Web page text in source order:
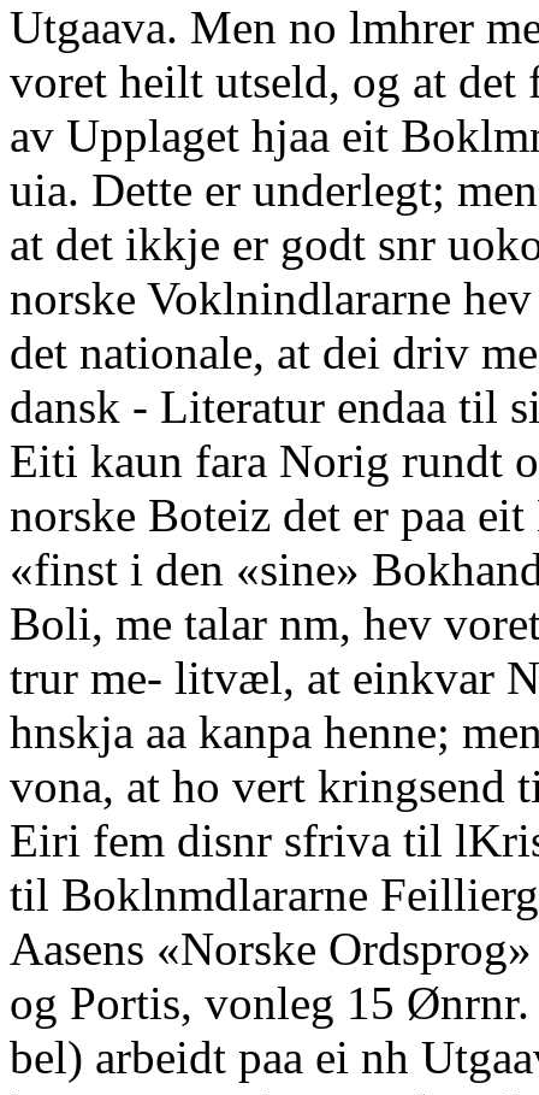
Utgaava. Men no lmhrer
voret heilt utseld, og at det
av Upplaget hjaa eit
uia. Dette er underlegt;
at det ikkje er godt snr
norske Voklnindlararne
det nationale, at dei driv
dansk - Literatur endaa til
Eiti kaun fara Norig rundt
norske Boteiz det er paa
«finst i den «sine»
Boli, me talar nm, hev
trur me- litvæl, at einkvar
hnskja aa kanpa henne;
vona, at ho vert kringsend
Eiri fem disnr sfriva til
til Boklnmdlararne
Aasens «Norske
og Portis, vonleg 15
bel) arbeidt paa ei nh